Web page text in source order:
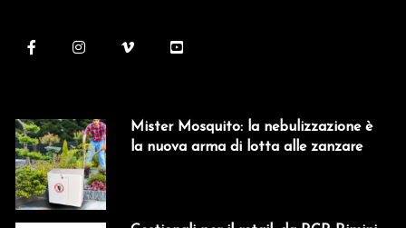
Mister Mosquito: la nebulizzazione è
la nuova arma di lotta alle zanzare